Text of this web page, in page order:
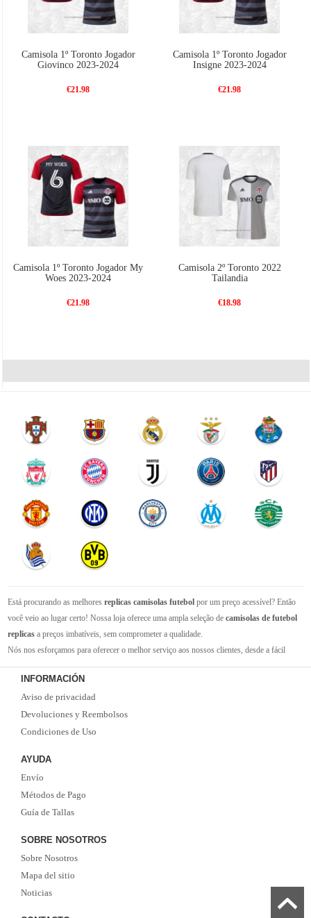
Camisola 1º Toronto Jogador
Giovinco 2023-2024
€21.98
Camisola 1º Toronto Jogador
Insigne 2023-2024
€21.98
Camisola 1º Toronto Jogador My
Woes 2023-2024
€21.98
Camisola 2º Toronto 2022
Tailandia
€18.98
Está procurando as melhores replicas camisolas futebol por um preço acessível? Então
você veio ao lugar certo! Nossa loja oferece uma ampla seleção de camisolas de futebol
replicas a preços imbatíveis, sem comprometer a qualidade.
Nós nos esforçamos para oferecer o melhor serviço aos nossos clientes, desde a fácil
navegação em nosso site até a entrega rápida de seus pedidos. Com nossa equipe de
atendimento ao cliente amigável e experiente, você pode ter certeza de que receberá suporte
em todas as etapas do processo de compra.
Não se esqueça que, se o valor da sua compra for superior a 99 euros, oferecemos o
serviço de entrega EMS gratuito. Não perca a oportunidade de adquirir as melhores
INFORMACIÓN
Aviso de privacidad
Devoluciones y Reembolsos
Condiciones de Uso
AYUDA
Envío
Métodos de Pago
Guía de Tallas
SOBRE NOSOTROS
Sobre Nosotros
Mapa del sitio
Noticias